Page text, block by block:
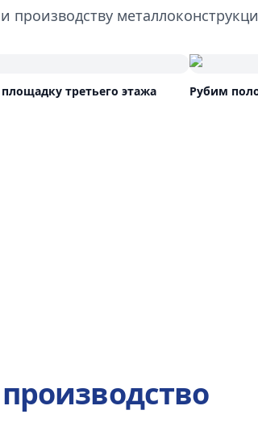
производству
третьего этажа Рубим